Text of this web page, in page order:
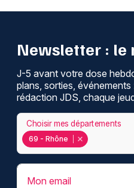
Newsletter : le
J-5 avant votre dose
plans, sorties,
rédaction JDS, chaque
69 - Rhône
Choisir mes départements
Mon email